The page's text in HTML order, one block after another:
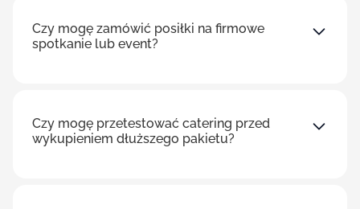
Czy mogę zamówić posiłki na firmowe
spotkanie lub event?
Czy mogę przetestować catering przed
wykupieniem dłuższego pakietu?